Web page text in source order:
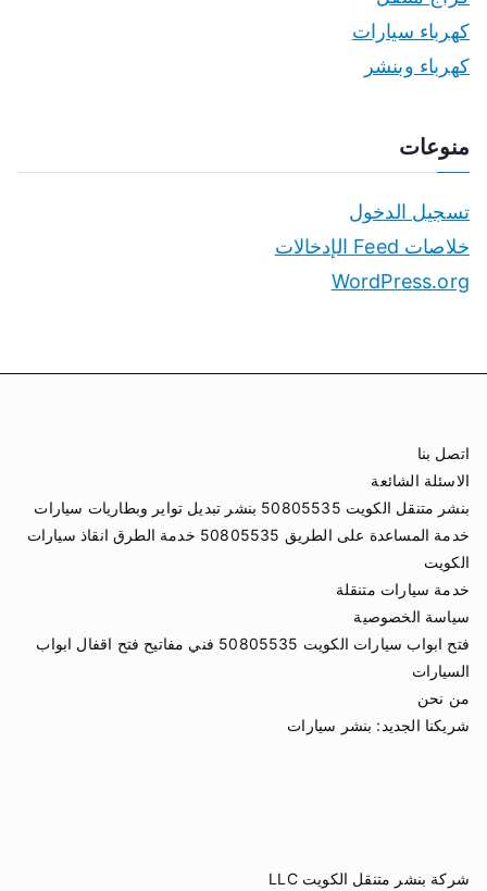
كهرباء سيارات
كهرباء وبنشر
منوعات
تسجيل الدخول
خلاصات Feed الإدخالات
WordPress.org
اتصل بنا
الاسئلة الشائعة
بنشر متنقل الكويت 50805535 بنشر تبديل تواير وبطاريات سيارات
خدمة المساعدة على الطريق 50805535 خدمة الطرق انقاذ سيارات
الكويت
خدمة سيارات متنقلة
سياسة الخصوصية
فتح ابواب سيارات الكويت 50805535 فني مفاتيح فتح اقفال ابواب
السيارات
من نحن
شريكنا الجديد: بنشر سيارات
شركة بنشر متنقل الكويت LLC